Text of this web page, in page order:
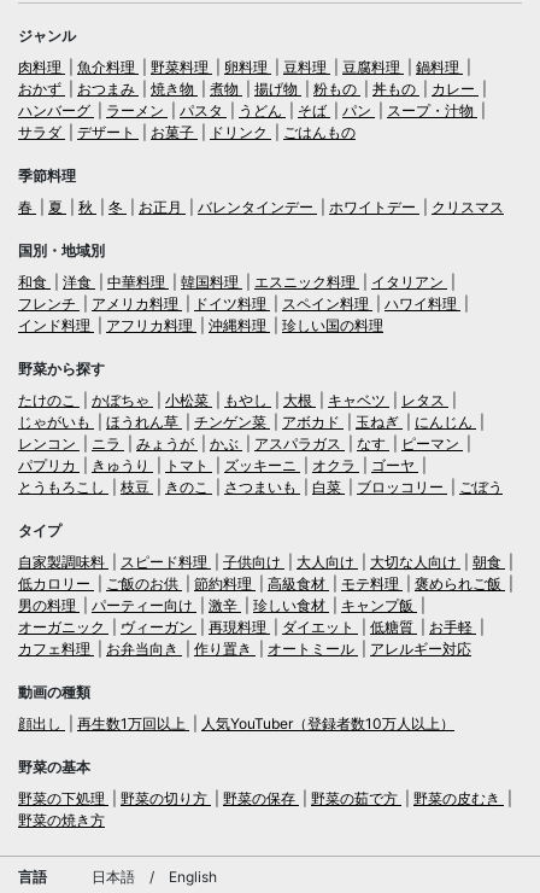
ジャンル
肉料理
魚介料理 野菜料理 卵料理 豆料理 豆腐料理
鍋料理
おかず
おつまみ 焼き物 煮物 揚げ物 粉もの 丼もの
カレー
ハンバーグ
ラーメン パスタ うどん そば パン
スープ・汁物
サラダ
デザート お菓子 ドリンク ごはんもの
季節料理
春
夏 秋 冬 お正月 バレンタインデー ホワイトデー クリスマス
国別・地域別
和食
洋食 中華料理 韓国料理 エスニック料理
イタリアン
フレンチ
アメリカ料理 ドイツ料理 スペイン料理
ハワイ料理
インド料理
アフリカ料理 沖縄料理 珍しい国の料理
野菜から探す
たけのこ
かぼちゃ 小松菜 もやし 大根 キャベツ
レタス
じゃがいも
ほうれん草 チンゲン菜 アボカド 玉ねぎ
にんじん
レンコン
ニラ みょうが かぶ アスパラガス なす
ピーマン
パプリカ
きゅうり トマト ズッキーニ オクラ
ゴーヤ
とうもろこし
枝豆 きのこ さつまいも 白菜 ブロッコリー ごぼう
タイプ
自家製調味料
スピード料理 子供向け 大人向け 大切な人向け
朝食
低カロリー
ご飯のお供 節約料理 高級食材 モテ料理
褒められご飯
男の料理
パーティー向け 激辛 珍しい食材
キャンプ飯
オーガニック
ヴィーガン 再現料理 ダイエット 低糖質
お手軽
カフェ料理
お弁当向き 作り置き オートミール アレルギー対応
動画の種類
顔出し
再生数1万回以上 人気YouTuber（登録者数10万人以上）
野菜の基本
野菜の下処理
野菜の切り方 野菜の保存 野菜の茹で方
野菜の皮むき
野菜の焼き方
言語 日本語 / English